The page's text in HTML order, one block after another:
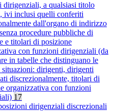
dirigenziali, a qualsiasi titolo
ivi inclusi quelli conferiti
dall'organo di indirizzo
procedure pubbliche di
e titolari di posizione
con funzioni dirigenziali (da
in tabelle che distinguano le
situazioni: dirigenti, dirigenti
discrezionalmente, titolari di
organizzativa con funzioni
17
dirigenziali discrezionali